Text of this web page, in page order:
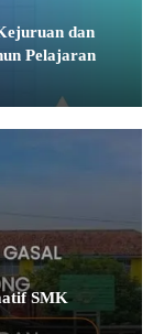
dan
Pelajaran
SMK